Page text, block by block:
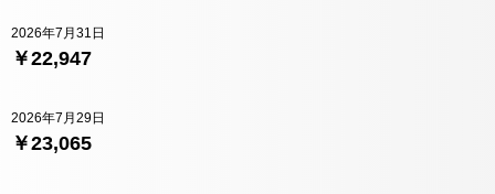
￥22,947
2026年7月31日
￥23,065
2026年7月29日